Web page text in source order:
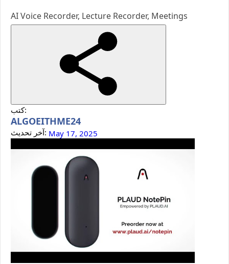
AI Voice Recorder, Lecture Recorder, Meetings
كتب:
ALGOEITHME24
آخر تحديث: May 17, 2025